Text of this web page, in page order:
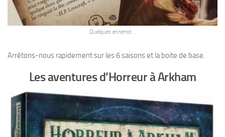
Quelques ennemis …
Arrêtons-nous rapidement sur les 6 saisons et la boite de base.
Les aventures d’Horreur à Arkham